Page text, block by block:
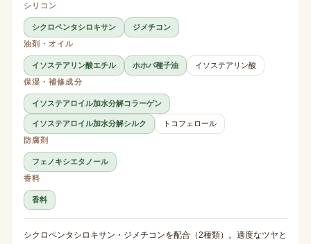
シリコン
シクロペンタシロキサン
ジメチコン
油剤・オイル
イソステアリン酸エチル ホホバ種子油
イソステアリン酸
保湿・補修成分
イソステアロイル加水分解コラーゲン
イソステアロイル加水分解シルク
トコフェロール
防腐剤
フェノキシエタノール
香料
香料
シクロペンタシロキサン・ジメチコンを配合（2種類）。適度なツヤと